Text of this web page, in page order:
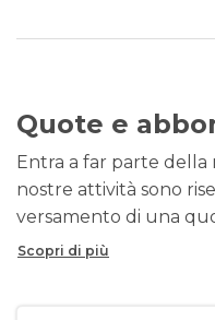
Quote e
Entra a far parte della
nostre attività sono
versamento di una
Scopri di più